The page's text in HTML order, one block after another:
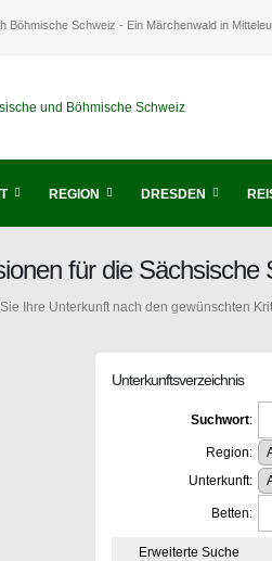
Böhmische Schweiz - Ein Märchenwald in
REGION DRESDEN
für die
Ihre Unterkunft nach den gewünschten
Unterkunftsverzeichnis
Suchwort:
Region:
Unterkunft:
Betten:
Erweiterte Suche